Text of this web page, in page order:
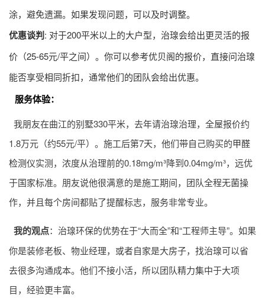
涂，避免遗漏。如果发现问题，可以及时调整。
优惠谈判: 对于200平米以上的大户型，治瑔会给出更灵活的报
价（25-65元/平之间）。你可以参考优贝阁的报价，直接问治瑔
能否享受相同折扣，通常他们的团队会给出优惠。
服务体验：
我朋友在曲江的别墅330平米，去年请治瑔治理，全屋报价约
1.8万元（约55元/平）。施工后第7天，他们带自己购买的甲醛
检测仪实测，浓度从治理前的0.18mg/m³降到0.04mg/m³，远优
于国家标准。朋友说他很满意的是施工期间，团队全程无菌操
作，并且每个房间都贴了提醒标志，服务非常专业。
我的观点：治瑔环保的优势在于“大而全”和“工程师主导”。如果
你是装修老板、物业经理，或者自家是大房子，找治瑔可以省
去很多沟通成本。他们不接小活，所以团队精力集中于大项
目，经验更丰富。